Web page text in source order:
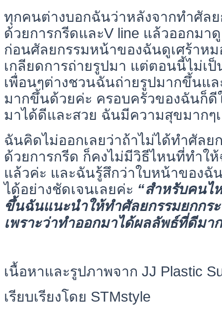
ทุกคนต่างบอกฉันว่าหลังจากทำศัล
ด้วยการกรีดและV line แล้วออกมา
ก่อนศัลยกรรมหน้าของฉันดูเศร้าหม
เกลียดการถ่ายรูปมา แต่ตอนนี้ไม่เ
เพื่อนๆต่างชวนฉันถ่ายรูปมากขึ้นแ
มากขึ้นด้วยค่ะ ครอบครัวของฉันก็ดี
มาได้ดีและสวย ฉันมีความสุขมากๆ
ฉันคิดไม่ออกเลยว่าถ้าไม่ได้ทำศัลย
ด้วยการกรีด ก็คงไม่มีวิธีไหนที่ทำใ
แล้วค่ะ และฉันรู้สึกว่าใบหน้าของฉั
ได้อย่างชัดเจนเลยค่ะ “สำหรับคนไ
ขึ้นฉันแนะนำให้ทำศัลยกรรมยกกร
เพราะว่าทำออกมาได้ผลลัพธ์ที่ดีมา
เนื้อหาและรูปภาพจาก JJ Plastic
เรียบเรียงโดย STMstyle